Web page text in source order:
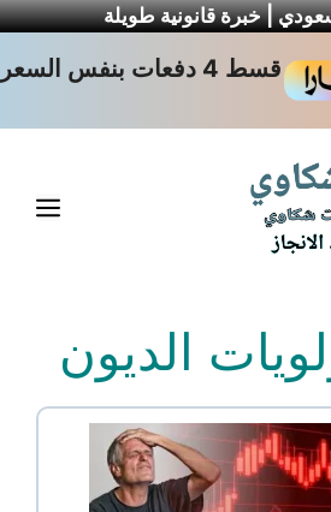
| خبرة قانونية طويلة
قسط 4 دفعات بنفس السعر
الديون